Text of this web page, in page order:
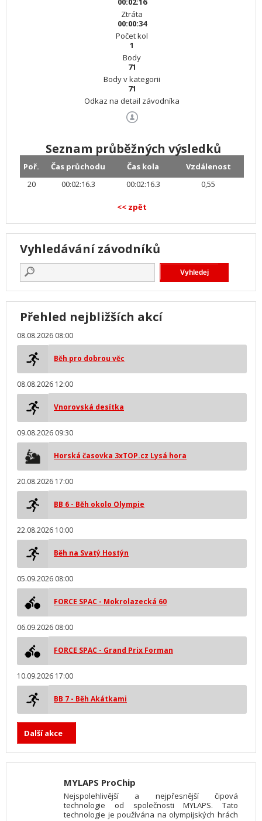
Ztráta
00:00:34
Počet kol
1
Body
71
Body v kategorii
71
Odkaz na detail závodníka
Seznam průběžných výsledků
Poř. Čas průchodu Čas kola
Vzdálenost
20
00:02:16.3 00:02:16.3 0,55
<< zpět
Vyhledávání závodníků
Přehled nejbližších akcí
08.08.2026 08:00
Běh pro dobrou věc
08.08.2026 12:00
Vnorovská desítka
09.08.2026 09:30
Horská časovka 3xTOP.cz Lysá hora
20.08.2026 17:00
BB 6 - Běh okolo Olympie
22.08.2026 10:00
Běh na Svatý Hostýn
05.09.2026 08:00
FORCE SPAC - Mokrolazecká 60
06.09.2026 08:00
FORCE SPAC - Grand Prix Forman
10.09.2026 17:00
BB 7 - Běh Akátkami
Další akce
MYLAPS ProChip
Nejspolehlivější a nejpřesnější čipová
technologie od společnosti MYLAPS. Tato
technologie je používána na olympijských hrách